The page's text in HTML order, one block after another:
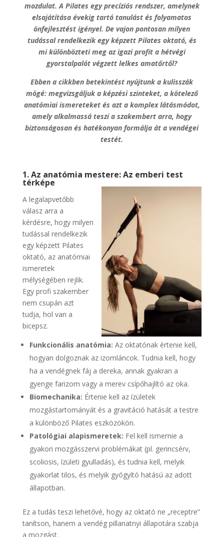
mozdulat. A Pilates egy precíziós rendszer, amelynek
elsajátítása évekig tartó tanulást és folyamatos
önfejlesztést igényel. De vajon pontosan milyen
tudással rendelkezik egy képzett Pilates oktató, és
mi különbözteti meg az igazi profit a hétvégi
gyorstalpalót végzett lelkes amatőrtől?
Ebben a cikkben betekintést nyújtunk a kulisszák
mögé: megvizsgáljuk a képzési szinteket, a kötelező
anatómiai ismereteket és azt a komplex látásmódot,
amely alkalmassá teszi a szakembert arra, hogy
biztonságosan és hatékonyan formálja át a vendégei
testét.
1. Az anatómia mestere: Az emberi test
térképe
A legalapvetőbb
válasz arra a
kérdésre, hogy milyen
tudással rendelkezik
egy képzett Pilates
oktató, az anatómiai
ismeretek
mélységében rejlik.
Egy profi szakember
nem csupán azt
tudja, hol van a
bicepsz.
Funkcionális anatómia: Az oktatónak értenie kell,
hogyan dolgoznak az izomláncok. Tudnia kell, hogy
ha a vendégnek fáj a dereka, annak gyakran a
gyenge farizom vagy a merev csípőhajlító az oka.
Biomechanika: Értenie kell az ízületek
mozgástartományát és a gravitáció hatását a testre
a különböző Pilates eszközökön.
Patológiai alapismeretek: Fel kell ismernie a
gyakori mozgásszervi problémákat (pl. gerincsérv,
scoliosis, ízületi gyulladás), és tudnia kell, melyik
gyakorlat tilos, és melyik gyógyító hatású az adott
állapotban.
Ez a tudás teszi lehetővé, hogy az oktató ne „receptre”
tanítson, hanem a vendég pillanatnyi állapotára szabja
a mozgást.